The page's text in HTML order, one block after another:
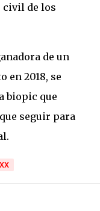
civil de los
de un
en 2018, se
biopic que
seguir para